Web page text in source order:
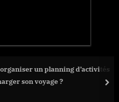
un planning d’activités
son voyage ?